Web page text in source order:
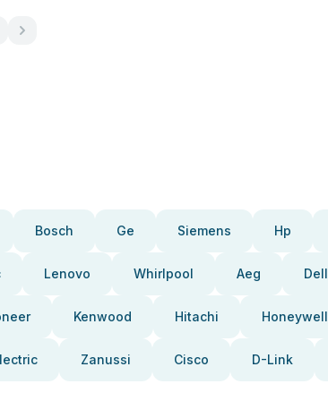
Bosch Ge Siemens Hp
Lenovo Whirlpool Aeg Dell
Kenwood Hitachi Honeywell
Zanussi Cisco D-Link